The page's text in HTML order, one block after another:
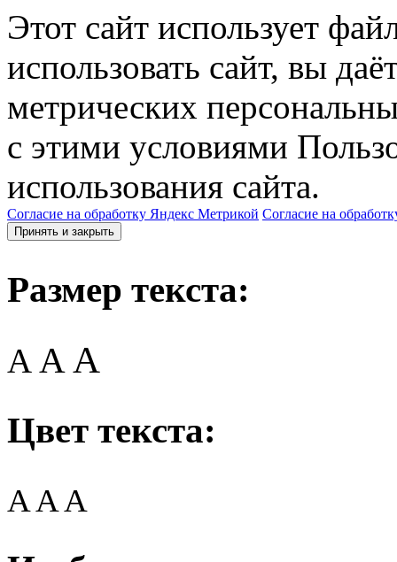
Этот сайт использует
использовать сайт, вы
метрических
с этими условиями
использования сайта.
Согласие на обработку Яндекс Метрикой Согласие на
Принять и закрыть
Размер текста:
A AA
Цвет текста:
AAA